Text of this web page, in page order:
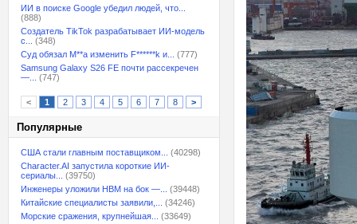
ИИ в поиске Google убедил людей, что...
(888)
Создатель TikTok разрабатывает ИИ-модель
с...
(348)
Суд обязал M**a изменить F******k и...
(777)
Samsung Galaxy S26 FE почти рассекречен
—...
(747)
< 1 2 3 4 5 6 7 8 >
Популярные
США стали главным поставщиком...
(40298)
Character.AI запустила короткие ИИ-
сериалы...
(39750)
Инженеры уложили HBM на бок —...
(39448)
Китайские специалисты заявили,...
(34246)
Морские сражения, крупнейшая...
(33649)